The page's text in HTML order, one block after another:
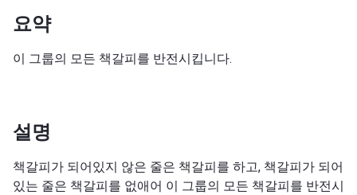
요약
이 그룹의 모든 책갈피를 반전시킵니다.
설명
책갈피가 되어있지 않은 줄은 책갈피를 하고, 책갈피가 되어
있는 줄은 책갈피를 없애어 이 그룹의 모든 책갈피를 반전시